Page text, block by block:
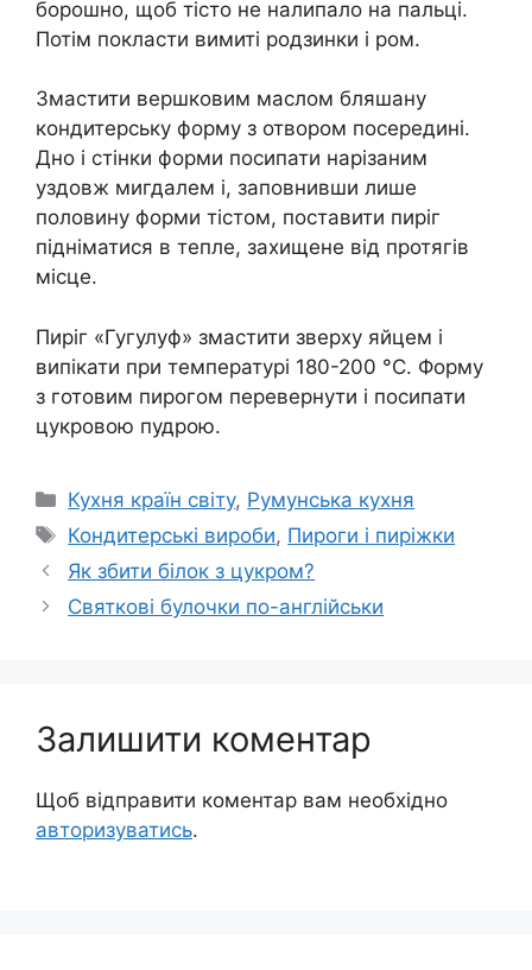
борошно, щоб тісто не налипало на пальці.
Потім покласти вимиті родзинки і ром.
Змастити вершковим маслом бляшану
кондитерську форму з отвором посередині.
Дно і стінки форми посипати нарізаним
уздовж мигдалем і, заповнивши лише
половину форми тістом, поставити пиріг
підніматися в тепле, захищене від протягів
місце.
Пиріг «Гугулуф» змастити зверху яйцем і
випікати при температурі 180-200 °C. Форму
з готовим пирогом перевернути і посипати
цукровою пудрою.
Категорії
Кухня країн світу, Румунська кухня
Позначки
Кондитерські вироби, Пироги і пиріжки
Як збити білок з цукром?
Святкові булочки по-англійськи
Залишити коментар
Щоб відправити коментар вам необхідно
авторизуватись.